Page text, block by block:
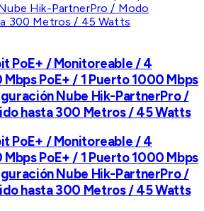
PoE+ / Monitoreable / 4
PoE+ / 1 Puerto 1000 Mbps
Nube Hik-PartnerPro /
hasta 300 Metros / 45 Watts
PoE+ / Monitoreable / 4
PoE+ / 1 Puerto 1000 Mbps
Nube Hik-PartnerPro /
hasta 300 Metros / 45 Watts